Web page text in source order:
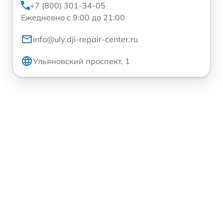
+7 (800) 301-34-05
Ежедневно с 9:00 до 21:00
info@uly.dji-repair-center.ru
Ульяновский проспект, 1